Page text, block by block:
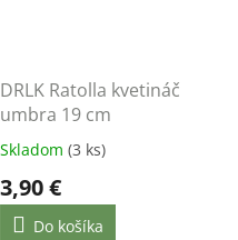
DRLK Ratolla kvetináč
umbra 19 cm
Skladom (3 ks)
3,90 €
Do košíka